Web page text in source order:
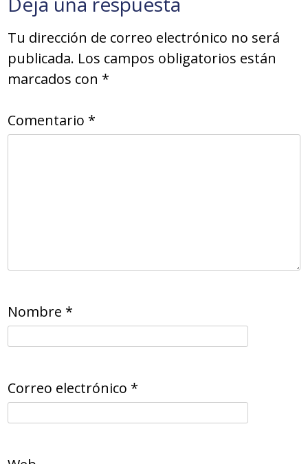
Tu dirección de correo electrónico no será
publicada. Los campos obligatorios están
marcados con *
Comentario *
Nombre *
Correo electrónico *